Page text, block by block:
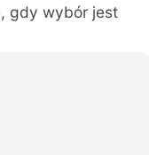
gdy wybór jest